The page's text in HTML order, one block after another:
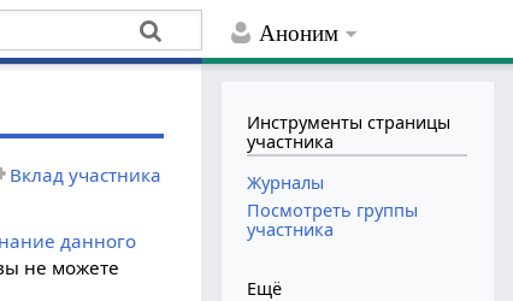
Аноним
Вклад участника
данного
не можете
Инструменты страницы
участника
Журналы
Посмотреть группы
участника
Ещё